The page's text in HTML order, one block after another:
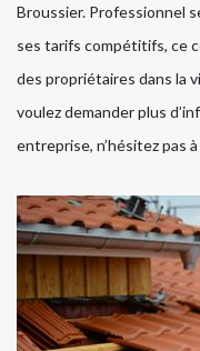
Broussier. Professionnel
ses tarifs compétitifs, ce
des propriétaires dans la
voulez demander plus
entreprise, n’hésitez pas à